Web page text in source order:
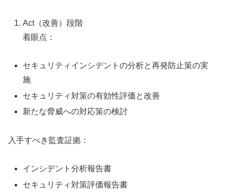
Act（改善）段階
着眼点：
セキュリティインシデントの分析と再発防止策の実
施
セキュリティ対策の有効性評価と改善
新たな脅威への対応策の検討
入手すべき監査証拠：
インシデント分析報告書
セキュリティ対策評価報告書